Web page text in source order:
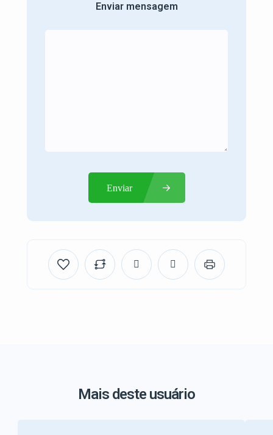
Enviar mensagem
Enviar
Mais deste usuário